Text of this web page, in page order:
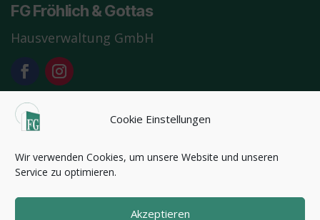
Cookie Einstellungen
Wir verwenden Cookies, um unsere Website und unseren
Service zu optimieren.
Akzeptieren
FG Fröhlich & Gottas
Hausverwaltung GmbH
Unser Büro: Reichsstraße 1-9, 04109 Leipzig, I. Etage